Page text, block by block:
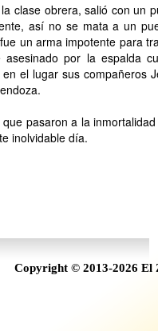
clase obrera, salió con un
así no se mata a un
un arma impotente para
por la espalda
el lugar sus compañeros
pasaron a la
inolvidable día.
Copyright © 2013-2026 El